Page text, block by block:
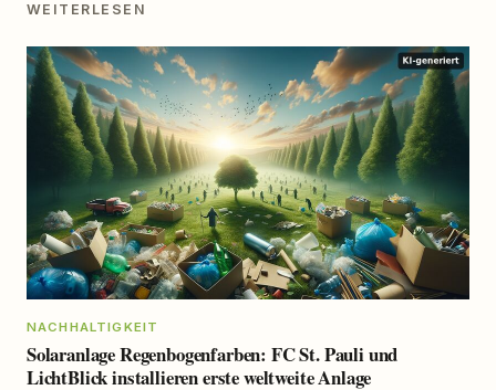
WEITERLESEN
NACHHALTIGKEIT
Solaranlage Regenbogenfarben: FC St. Pauli und
LichtBlick installieren erste weltweite Anlage